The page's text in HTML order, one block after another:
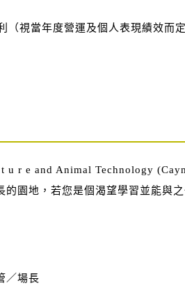
視當年度營運及個人表現績效而定
r e and Animal Technology
園地，若您是個渴望學習並能與
／場長